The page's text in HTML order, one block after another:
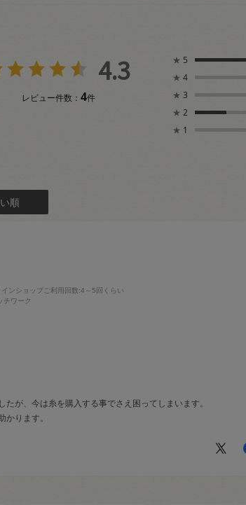
4.3
レビュー件数： 4件
★ 5
★ 4
★ 3
★ 2
★ 1
順
ンショップご利用回数:4～5回くらい
チワーク
が、今は糸を購入する事でさえ困ってしまいます。
かります。